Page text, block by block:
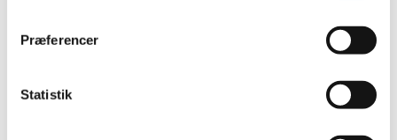
Præferencer
Statistik